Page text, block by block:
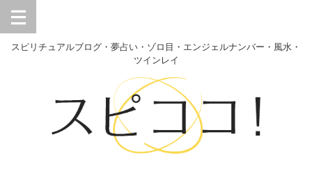
スピリチュアルブログ・夢占い・ゾロ目・エンジェルナンバー・風水・
ツインレイ